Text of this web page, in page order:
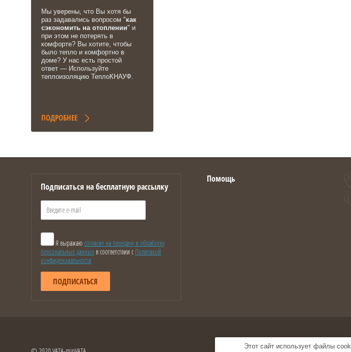
Этот сайт использует файлы
Мы уверены, что Вы хотя бы
раз задавались вопросом "как
сэкономить на отоплении" и
при этом не потерять в
комфорте? Вы хотите, чтобы
было тепло и комфортно в
доме? У нас есть простой
ответ — Используйте
теплоизоляцию ТеплоКНАУФ.
ПОДРОБНЕЕ
Подписаться на бесплатную рассылку
Я выражаюсогласие на передачу и обработку
персональных данных в соответствии с Политикой
конфиденциальности
ПОДПИСАТЬСЯ
Помощь